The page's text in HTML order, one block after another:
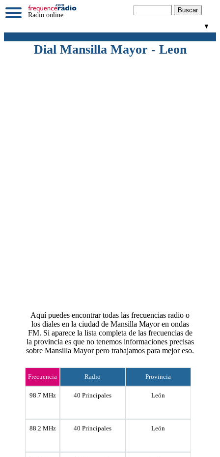
Radio online
▼
Dial Mansilla Mayor - Leon
Aquí puedes encontrar todas las frecuencias radio o
los diales en la ciudad de Mansilla Mayor en ondas
FM. Si aparece la lista completa de las frecuencias de
la provincia es que no tenemos informaciones precisas
sobre Mansilla Mayor pero trabajamos para mejor eso.
Frecuencia Radio Provincia
98.7 MHz 40 Principales León
88.2 MHz 40 Principales León